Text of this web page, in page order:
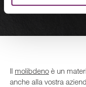
Il molibdeno è un
anche alla vostra